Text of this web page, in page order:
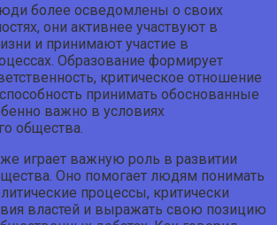
более осведомлены о своих
они активнее участвуют в
и принимают участие в
Образование формирует
критическое отношение
принимать обоснованные
важно в условиях
общества.
играет важную роль в развитии
Оно помогает людям понимать
процессы, критически
властей и выражать свою позицию